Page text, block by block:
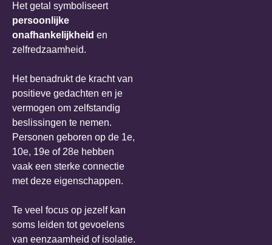
Het getal symboliseert
persoonlijke
onafhankelijkheid en
zelfredzaamheid.
Het benadrukt de kracht van
positieve gedachten en je
vermogen om zelfstandig
beslissingen te nemen.
Personen geboren op de 1e,
10e, 19e of 28e hebben
vaak een sterke connectie
met deze eigenschappen.
Te veel focus op jezelf kan
soms leiden tot gevoelens
van eenzaamheid of isolatie.